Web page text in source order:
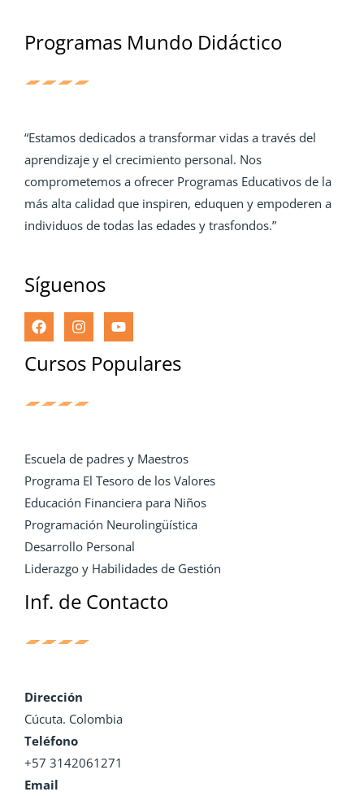
Programas Mundo Didáctico
“Estamos dedicados a transformar vidas a través del
aprendizaje y el crecimiento personal. Nos
comprometemos a ofrecer Programas Educativos de la
más alta calidad que inspiren, eduquen y empoderen a
individuos de todas las edades y trasfondos.”
Síguenos
Cursos Populares
Escuela de padres y Maestros
Programa El Tesoro de los Valores
Educación Financiera para Niños
Programación Neurolingüística
Desarrollo Personal
Liderazgo y Habilidades de Gestión
Inf. de Contacto
Dirección
Cúcuta. Colombia
Teléfono
+57 3142061271
Email